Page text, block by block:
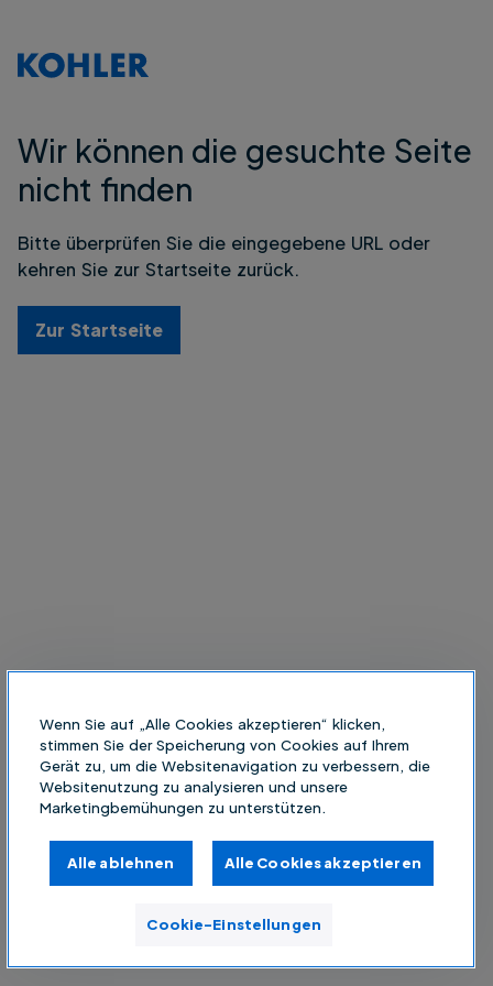
Wir können die gesuchte Seite
nicht finden
Bitte überprüfen Sie die eingegebene URL oder
kehren Sie zur Startseite zurück.
Zur Startseite
Wenn Sie auf „Alle Cookies akzeptieren“ klicken,
stimmen Sie der Speicherung von Cookies auf Ihrem
Gerät zu, um die Websitenavigation zu verbessern, die
Websitenutzung zu analysieren und unsere
Marketingbemühungen zu unterstützen.
Alle ablehnen Alle Cookies akzeptieren
Cookie-Einstellungen